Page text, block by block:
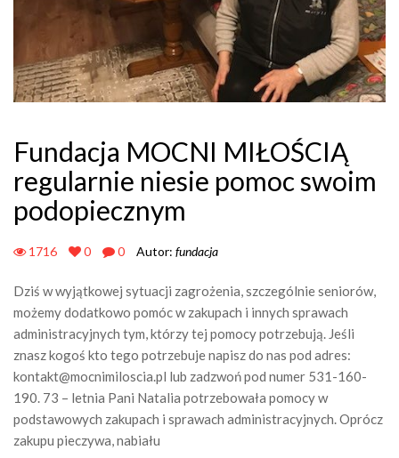
Fundacja MOCNI MIŁOŚCIĄ
regularnie niesie pomoc swoim
podopiecznym
1716 0 0 Autor: fundacja
Dziś w wyjątkowej sytuacji zagrożenia, szczególnie seniorów,
możemy dodatkowo pomóc w zakupach i innych sprawach
administracyjnych tym, którzy tej pomocy potrzebują. Jeśli
znasz kogoś kto tego potrzebuje napisz do nas pod adres:
kontakt@mocnimiloscia.pl lub zadzwoń pod numer 531-160-
190. 73 – letnia Pani Natalia potrzebowała pomocy w
podstawowych zakupach i sprawach administracyjnych. Oprócz
zakupu pieczywa, nabiału